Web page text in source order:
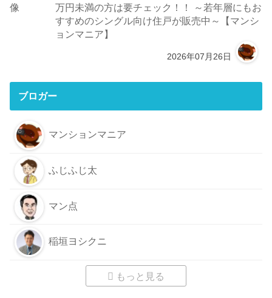
万円未満の方は要チェック！！ ～若年層にもお
すすめのシングル向け住戸が販売中～【マンシ
ョンマニア】
2026年07月26日
ブロガー
マンションマニア
ふじふじ太
マン点
稲垣ヨシクニ
もっと見る